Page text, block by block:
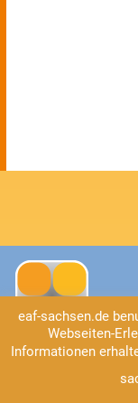
eaf-sachsen.de
Webseiten-
Informationen